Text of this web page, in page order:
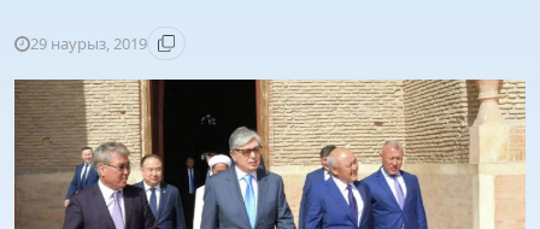
29 наурыз, 2019